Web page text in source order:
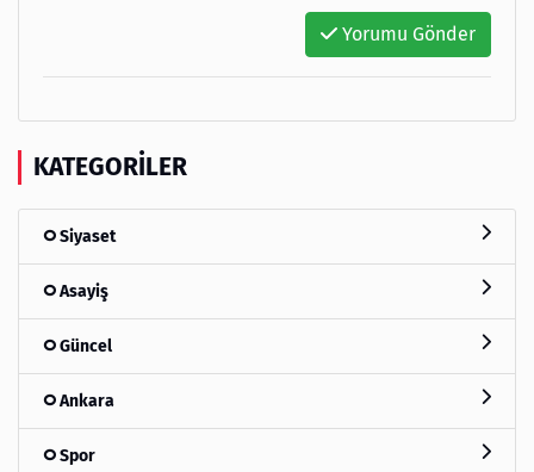
Yorumu Gönder
KATEGORILER
Siyaset
Asayiş
Güncel
Ankara
Spor